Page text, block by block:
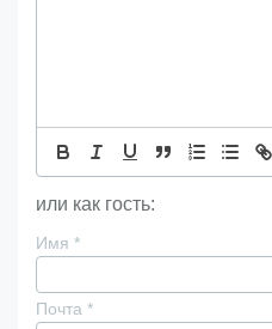
или как гость:
Имя *
Почта *